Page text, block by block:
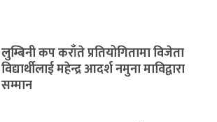
लुम्बिनी कप कराँते प्रतियोगितामा विजेता
विद्यार्थीलाई महेन्द्र आदर्श नमुना माविद्वारा
सम्मान